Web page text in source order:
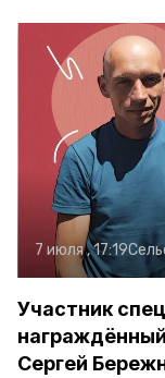
7 июля , 17:19
Участник
Сергей